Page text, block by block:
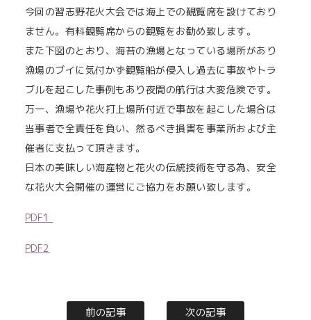
今回の習志野花火大会では海上での観覧席を設けており
ません。有料観覧席からの観覧をお勧め致します。
また下図のとおり、海苔の漁場となっている場所があり
漁場のブイに気付かず観覧船が侵入し過去に事故やトラ
ブルを起こした事例もあり夜間の航行は大変危険です。
万一、漁場や花火打上場所付近で事故を起こした場合は
当事者で全責任を負い、然るべき損害を事業所および主
催者に支払って頂きます。
日本の美味しい海産物と花火の伝統技術を守る為、安全
な花火大会開催の運営にご協力をお願い致します。
PDF1
PDF2
前の記事 次の記事